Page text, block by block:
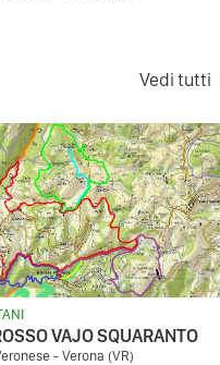
Vedi tutti
VAJO SQUARANTO
- Verona (VR)